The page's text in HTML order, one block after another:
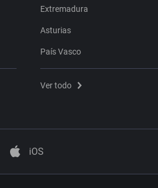
Extremadura
Asturias
País Vasco
Ver todo
iOS